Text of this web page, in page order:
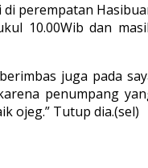
perempatan
10.00Wib dan
juga pada
penumpang
ojeg.” Tutup dia.(sel)